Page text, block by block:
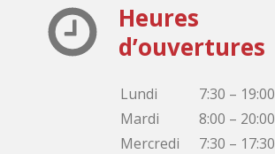
Heures
d’ouvertures
Lundi
Mardi
Mercredi
7:30 – 19:00
8:00 – 20:00
7:30 – 17:30